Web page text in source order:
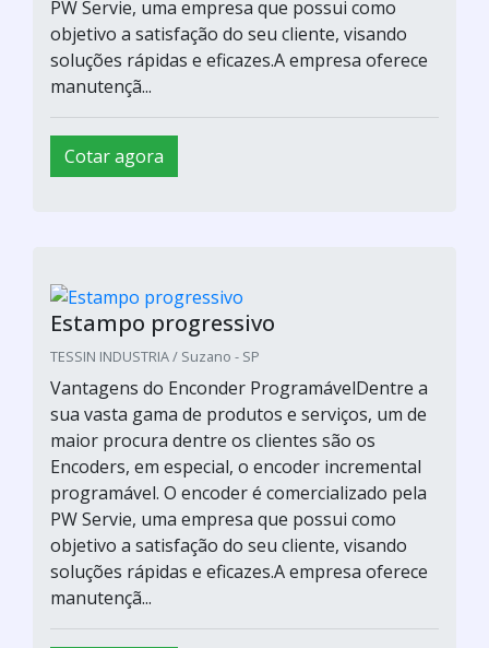
Cotar agora
Paulo - SP
Vantagens do Enconder ProgramávelDentre a
sua vasta gama de produtos e serviços, um de
maior procura dentre os clientes são os
Encoders, em especial, o encoder incremental
programável. O encoder é comercializado pela
PW Servie, uma empresa que possui como
objetivo a satisfação do seu cliente, visando
soluções rápidas e eficazes.A empresa oferece
manutençã...
Cotar agora